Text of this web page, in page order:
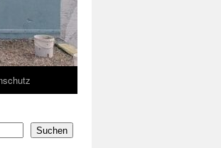
Suchen